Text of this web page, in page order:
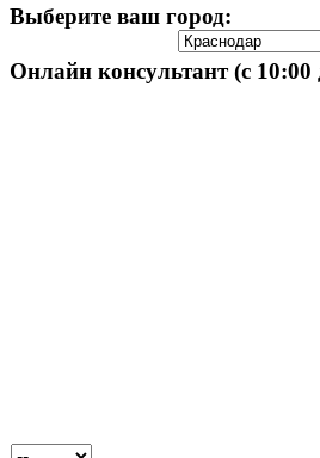
Выберите ваш город:
Онлайн консультант (с 10:00